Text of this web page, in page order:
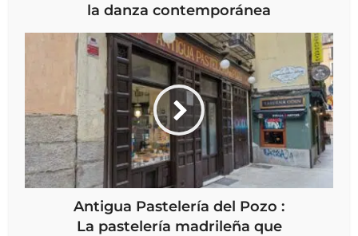
la danza contemporánea
Antigua Pastelería del Pozo :
La pastelería madrileña que